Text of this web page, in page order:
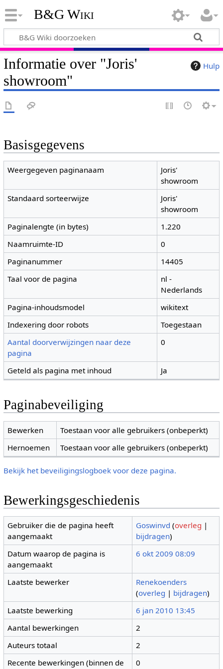
B&G Wiki
Hulp
Informatie over "Joris'
showroom"
Basisgegevens
Weergegeven paginanaam
Joris'
showroom
Standaard sorteerwijze
Joris'
showroom
Paginalengte (in bytes)
1.220
Naamruimte-ID
0
Paginanummer
14405
Taal voor de pagina
nl -
Nederlands
Pagina-inhoudsmodel
wikitext
Indexering door robots
Toegestaan
Aantal doorverwijzingen naar deze
pagina
0
Geteld als pagina met inhoud Ja
Paginabeveiliging
Bewerken
Toestaan voor alle gebruikers (onbeperkt)
Hernoemen
Toestaan voor alle gebruikers (onbeperkt)
Bekijk het beveiligingslogboek voor deze pagina.
Bewerkingsgeschiedenis
Gebruiker die de pagina heeft
aangemaakt
Goswinvd (overleg |
bijdragen)
Datum waarop de pagina is
aangemaakt
6 okt 2009 08:09
Laatste bewerker
Renekoenders
(overleg | bijdragen)
Laatste bewerking
6 jan 2010 13:45
Aantal bewerkingen
2
Auteurs totaal
2
Recente bewerkingen (binnen de
0